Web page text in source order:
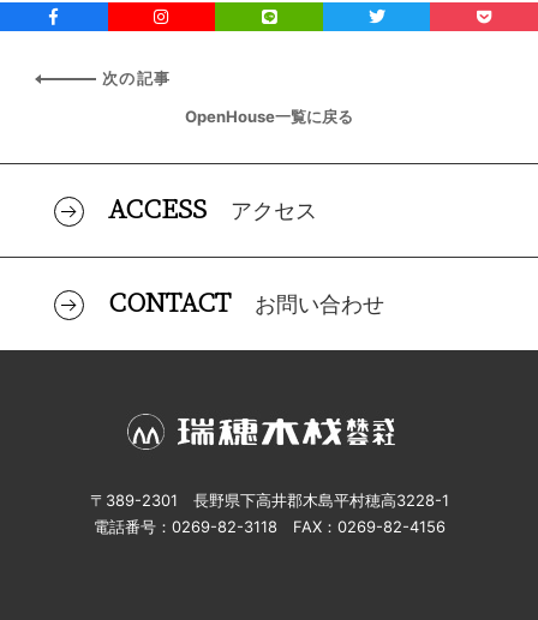
次の記事
OpenHouse一覧に戻る
ACCESS アクセス
CONTACT お問い合わせ
〒389-2301 長野県下高井郡木島平村穂高3228-1
電話番号：0269-82-3118 FAX：0269-82-4156